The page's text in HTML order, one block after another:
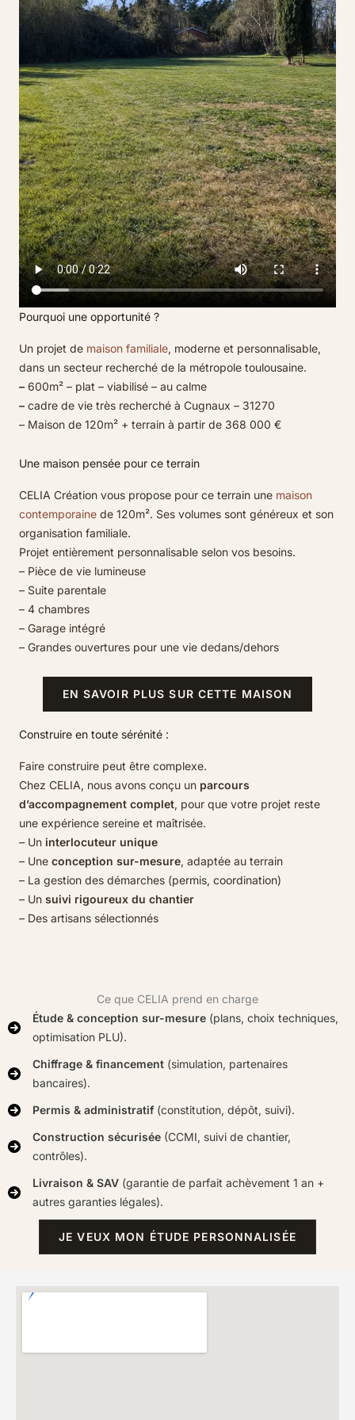
Pourquoi une opportunité ?
Un projet de maison familiale, moderne et personnalisable,
dans un secteur recherché de la métropole toulousaine.
– 600m² – plat – viabilisé – au calme
– cadre de vie très recherché à Cugnaux – 31270
– Maison de 120m² + terrain à partir de 368 000 €
Une maison pensée pour ce terrain
CELIA Création vous propose pour ce terrain une maison
contemporaine de 120m². Ses volumes sont généreux et son
organisation familiale.
Projet entièrement personnalisable selon vos besoins.
– Pièce de vie lumineuse
– Suite parentale
– 4 chambres
– Garage intégré
– Grandes ouvertures pour une vie dedans/dehors
EN SAVOIR PLUS SUR CETTE MAISON
Construire en toute sérénité :
Faire construire peut être complexe.
Chez CELIA, nous avons conçu un parcours
d’accompagnement complet, pour que votre projet reste
une expérience sereine et maîtrisée.
– Un interlocuteur unique
– Une conception sur-mesure, adaptée au terrain
– La gestion des démarches (permis, coordination)
– Un suivi rigoureux du chantier
– Des artisans sélectionnés
Ce que CELIA prend en charge
Étude & conception sur-mesure (plans, choix techniques,
optimisation PLU).
Chiffrage & financement (simulation, partenaires
bancaires).
Permis & administratif (constitution, dépôt, suivi).
Construction sécurisée (CCMI, suivi de chantier,
contrôles).
Livraison & SAV (garantie de parfait achèvement 1 an +
autres garanties légales).
JE VEUX MON ÉTUDE PERSONNALISÉE